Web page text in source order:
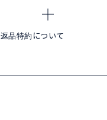
返品特約について